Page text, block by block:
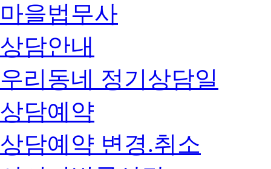
마을법무사
상담안내
우리동네 정기상담일
상담예약
상담예약 변경.취소